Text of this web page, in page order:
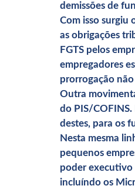
demissões de
Com isso surgiu
as obrigações
FGTS pelos
empregadores
prorrogação
Outra
do PIS/
destes, para os
Nesta mesma
pequenos
poder executivo
incluíndo os